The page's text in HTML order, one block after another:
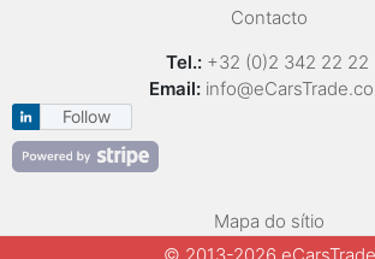
Contacto
Tel.: +32 (0)2 342 22 22
Email:
Follow
Mapa do sítio